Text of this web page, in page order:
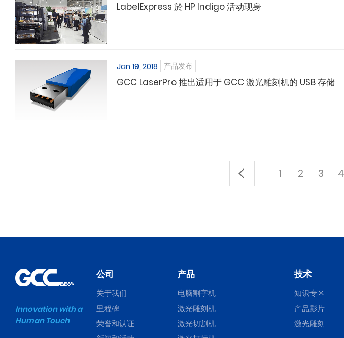
LabelExpress 於 HP Indigo 活动现身
Jan 19, 2018 产品发布
GCC LaserPro 推出适用于 GCC 激光雕刻机的 USB 存储
1 2 3 4
Innovation with a
Human Touch
公司
关于我们
里程碑
荣誉和认证
产品
电脑割字机
激光雕刻机
激光切割机
技术
知识专区
产品影片
激光雕刻